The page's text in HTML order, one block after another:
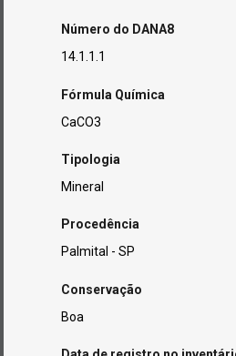
Número do DANA8
14.1.1.1
Fórmula Química
CaCO3
Tipologia
Mineral
Procedência
Palmital - SP
Conservação
Boa